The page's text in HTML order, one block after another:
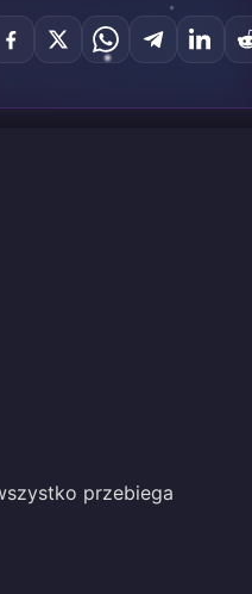
przebiega